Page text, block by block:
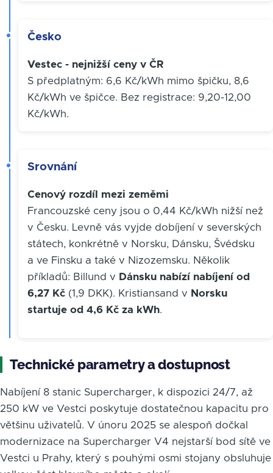
Česko
Vestec - nejnižší ceny v ČR
S předplatným: 6,6 Kč/kWh mimo špičku, 8,6
Kč/kWh ve špičce. Bez registrace: 9,20-12,00
Kč/kWh.
Srovnání
Cenový rozdíl mezi zeměmi
Francouzské ceny jsou o 0,44 Kč/kWh nižší než
v Česku. Levně vás vyjde dobíjení v severských
státech, konkrétně v Norsku, Dánsku, Švédsku
a ve Finsku a také v Nizozemsku. Několik
příkladů: Billund v Dánsku nabízí nabíjení od
6,27 Kč (1,9 DKK). Kristiansand v Norsku
startuje od 4,6 Kč za kWh.
Technické parametry a dostupnost
Nabíjení 8 stanic Supercharger, k dispozici 24/7, až
250 kW ve Vestci poskytuje dostatečnou kapacitu pro
většinu uživatelů. V únoru 2025 se alespoň dočkal
modernizace na Supercharger V4 nejstarší bod sítě ve
Vestci u Prahy, který s pouhými osmi stojany obsluhuje